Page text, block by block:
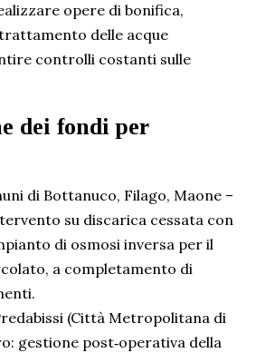
opere di bonifica,
delle acque
controlli costanti sulle
dei fondi per
di Bottanuco, Filago, Maone –
su discarica cessata con
di osmosi inversa per il
a completamento di
(Città Metropolitana di
gestione post‐operativa della